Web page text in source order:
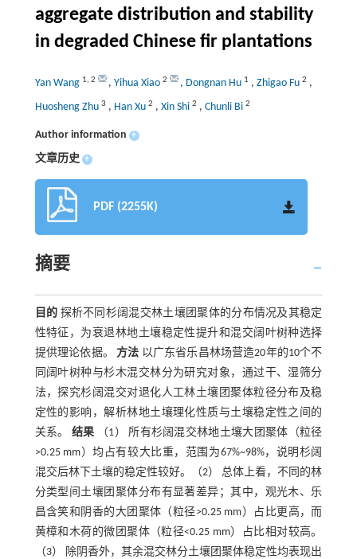
aggregate distribution and stability
in degraded Chinese fir plantations
Yan Wang 1, 2 , Yihua Xiao 2 , Dongnan Hu 1 , Zhigao Fu 2 ,
Huosheng Zhu 3 , Han Xu 2 , Xin Shi 2 , Chunli Bi 2
Author information +
文章历史 +
PDF (2255K)
摘要
目的 探析不同杉阔混交林土壤团聚体的分布情况及其稳定
性特征，为衰退林地土壤稳定性提升和混交阔叶树种选择
提供理论依据。方法 以广东省乐昌林场营造20年的10个不
同阔叶树种与杉木混交林分为研究对象，通过干、湿筛分
法，探究杉阔混交对退化人工林土壤团聚体粒径分布及稳
定性的影响，解析林地土壤理化性质与土壤稳定性之间的
关系。 结果 （1） 所有杉阔混交林地土壤大团聚体（粒径
>0.25 mm）均占有较大比重，范围为67%~98%，说明杉阔
混交后林下土壤的稳定性较好。（2） 总体上看，不同的林
分类型间土壤团聚体分布有显著差异；其中，观光木、乐
昌含笑和阴香的大团聚体（粒径>0.25 mm）占比更高，而
黄樟和木荷的微团聚体（粒径<0.25 mm）占比相对较高。
（3） 除阴香外，其余混交林分土壤团聚体稳定性均表现出